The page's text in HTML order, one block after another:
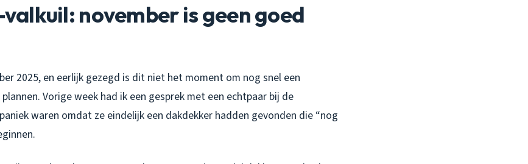
november is geen goed
2025, en eerlijk gezegd is dit niet het moment om nog snel een
Vorige week had ik een gesprek met een echtpaar bij de
waren omdat ze eindelijk een dakdekker hadden gevonden die “nog